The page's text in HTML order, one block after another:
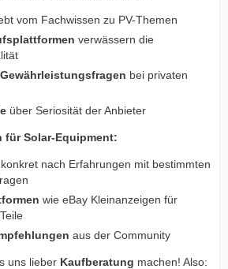
vom Fachwissen zu PV-Themen
verwässern die
bei privaten
über Seriosität der Anbieter
für Solar-Equipment:
konkret nach Erfahrungen mit bestimmten
wie eBay Kleinanzeigen für
aus der Community
uns lieber Kaufberatung machen! Also: